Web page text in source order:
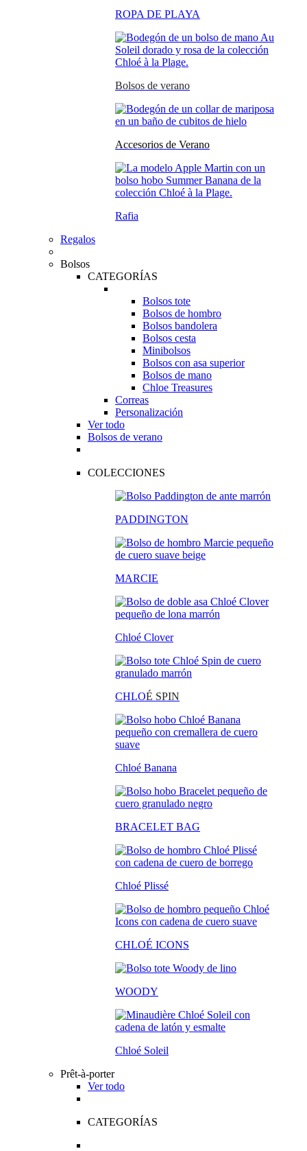
ROPA DE PLAYA
Bolsos de verano
Accesorios de Verano
Rafia
Regalos
Bolsos
CATEGORÍAS
Bolsos tote
Bolsos de hombro
Bolsos bandolera
Bolsos cesta
Minibolsos
Bolsos con asa superior
Bolsos de mano
Chloe Treasures
Correas
Personalización
Ver todo
Bolsos de verano
COLECCIONES
PADDINGTON
MARCIE
Chloé Clover
CHLOÉ SPIN
Chloé Banana
BRACELET BAG
Chloé Plissé
CHLOÉ ICONS
WOODY
Chloé Soleil
Prêt-à-porter
Ver todo
CATEGORÍAS